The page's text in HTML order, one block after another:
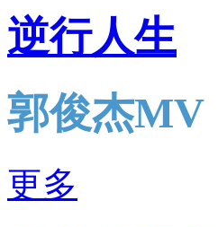
逆行人生
郭俊杰MV
更多